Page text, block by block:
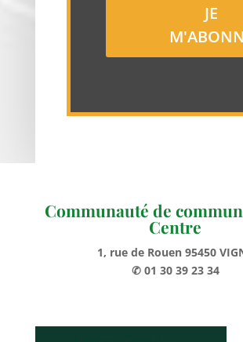
Communauté de
Centre
1, rue de Rouen 95450
✆ 01 30 39 23 34